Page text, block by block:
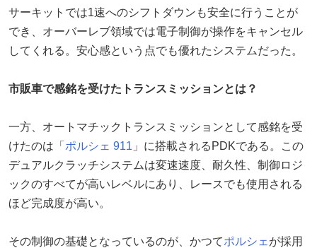
サーキットでは1速へのシフトダウンも安全に行うことが
でき、オーバーレブ領域では電子制御が操作をキャンセル
してくれる。安心感という点でも優れたシステムだった。
市販車で感銘を受けたトランスミッションとは？
一方、オートマチックトランスミッションとして感銘を受
けたのは「 ポルシェ 911 」に搭載されるPDKである。この
デュアルクラッチシステムは変速速度、耐久性、制御ロジ
ックのすべてが高いレベルにあり、レースでも使用される
ほど完成度が高い。
その制御の基礎となっているのが、かつてポルシェ が採用